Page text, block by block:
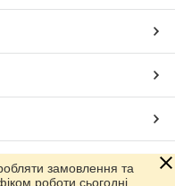
Prom.ua замовлення та
роботи сьогодні